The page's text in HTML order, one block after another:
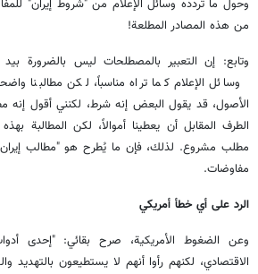
وحول ما تردده وسائل الإعلام من "شروط إيران"
من هذه المصادر المطلعة!
وتابع: إن التعبير بالمصطلحات ليس بالضرورة
وسائل الإعلام كما تراه مناسباً، لكن مطالبنا
الأصول، قد يقول البعض إنه شرط، لكنني أقول
الطرف المقابل أن يعطينا أموالاً، لكن المطالبة
مطلب مشروع. لذلك، فإن ما يُطرح هو "مطالب
مفاوضات.
الرد على أي خطأ أمريكي
وعن الضغوط الأمريكية، صرح بقائي: "إحدى
الاقتصادي، لكنهم رأوا أنهم لا يستطيعون بالتهديد